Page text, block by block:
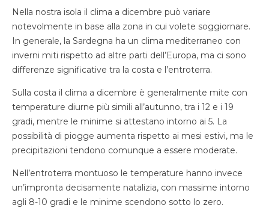
Nella nostra isola il clima a dicembre può variare
notevolmente in base alla zona in cui volete soggiornare.
In generale, la Sardegna ha un clima mediterraneo con
inverni miti rispetto ad altre parti dell’Europa, ma ci sono
differenze significative tra la costa e l’entroterra.
Sulla costa il clima a dicembre è generalmente mite con
temperature diurne più simili all’autunno, tra i 12 e i 19
gradi, mentre le minime si attestano intorno ai 5. La
possibilità di piogge aumenta rispetto ai mesi estivi, ma le
precipitazioni tendono comunque a essere moderate.
Nell’entroterra montuoso le temperature hanno invece
un’impronta decisamente natalizia, con massime intorno
agli 8-10 gradi e le minime scendono sotto lo zero.